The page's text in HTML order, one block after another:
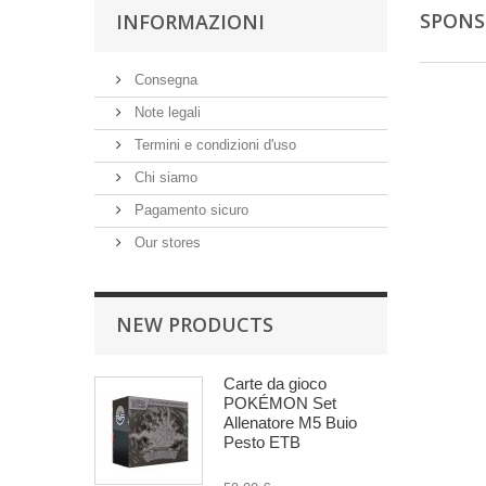
INFORMAZIONI
Consegna
Note legali
Termini e condizioni d'uso
Chi siamo
Pagamento sicuro
Our stores
NEW PRODUCTS
Carte da gioco
POKÉMON Set
Allenatore M5 Buio
Pesto ETB